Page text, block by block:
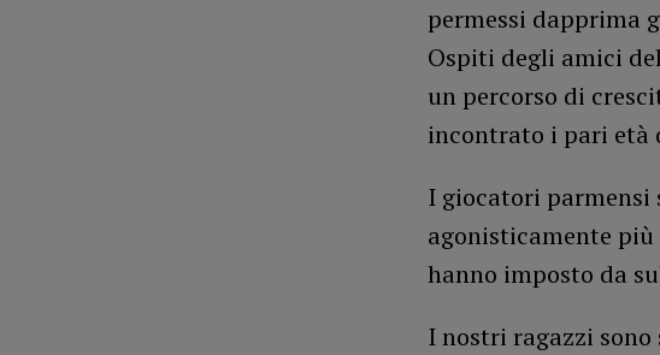
permessi dapprima
Ospiti degli amici
un percorso di
incontrato i pari età
I giocatori parmensi
agonisticamente
hanno imposto da
I nostri ragazzi